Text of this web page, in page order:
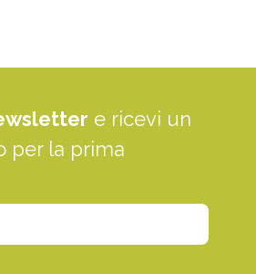
e ricevi un
per la prima